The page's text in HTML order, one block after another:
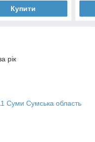
Купити
рік
Суми Сумська область